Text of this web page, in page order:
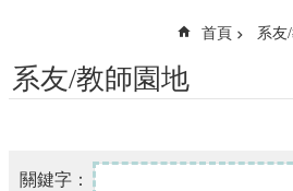
頁
臺
械
首頁 系友
系友/教師園地